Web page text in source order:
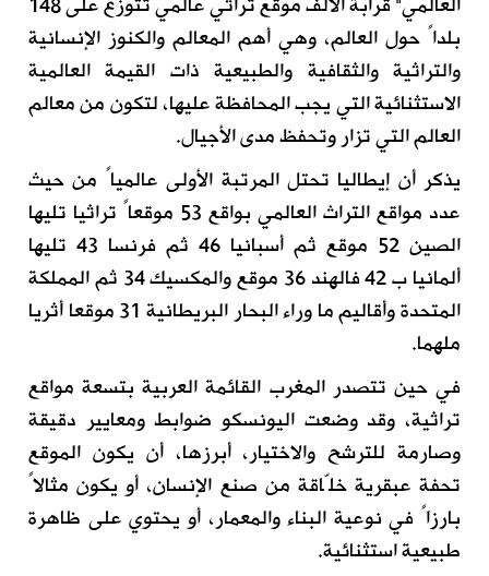
بلداً حول العالم، وهي أهم المعالم والكنوز الإنسانية
والتراثية والثقافية والطبيعية ذات القيمة العالمية
الاستثنائية التي يجب المحافظة عليها، لتكون من معالم
العالم التي تزار وتحفظ مدى الأجيال.
يذكر أن إيطاليا تحتل المرتبة الأولى عالمياً من حيث
عدد مواقع التراث العالمي بواقع 53 موقعاً تراثيا تليها
الصين 52 موقع ثم أسبانيا 46 ثم فرنسا 43 تليها
ألمانيا ب 42 فالهند 36 موقع والمكسيك 34 ثم المملكة
المتحدة وأقاليم ما وراء البحار البريطانية 31 موقعا أثريا
ملهما.
في حين تتصدر المغرب القائمة العربية بتسعة مواقع
تراثية، وقد وضعت اليونسكو ضوابط ومعايير دقيقة
وصارمة للترشح والاختيار، أبرزها، أن يكون الموقع
تحفة عبقرية خلّاقة من صنع الإنسان، أو يكون مثالاً
بارزاً في نوعية البناء والمعمار، أو يحتوي على ظاهرة
طبيعية استثنائية.